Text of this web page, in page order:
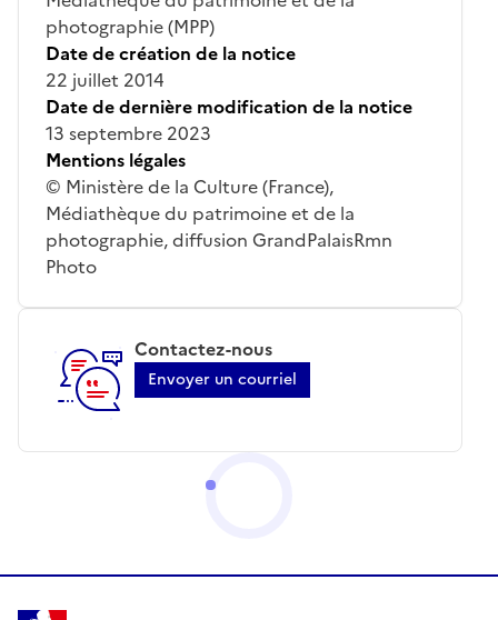
photographie (MPP)
Date de création de la notice
22 juillet 2014
Date de dernière modification de la notice
13 septembre 2023
Mentions légales
© Ministère de la Culture (France),
Médiathèque du patrimoine et de la
photographie, diffusion GrandPalaisRmn
Photo
Contactez-nous
Envoyer un courriel